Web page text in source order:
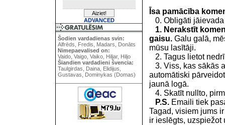
ADVANCED
Šodien vardadienas svin:
Alfrēds, Fredis, Madars, Donāts
Nimepaevalised on:
Vaido, Vaigo, Vaiko, Hiljar, Hiljo
Šiandien vardadieni švencia:
Taulgirdas, Daina, Elidijus,
Gustavas, Dominykas (Domas)
Īsa pamācība
0. Obligāti jāievada
1. Nerakstīt
gaisu. Galu galā,
mūsu lasītāji.
2. Tagus lietot
3. Viss, kas sākās
automātiski
jaunā logā.
4. Skatīt nullto,
P.S. Emaili tiek
Tagad, visiem jums
ir ieslēgts, uzspiežot